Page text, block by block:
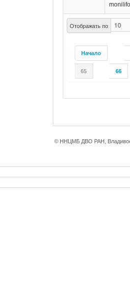
Отображать по
Начало
65 66
© ННЦМБ ДВО РАН,